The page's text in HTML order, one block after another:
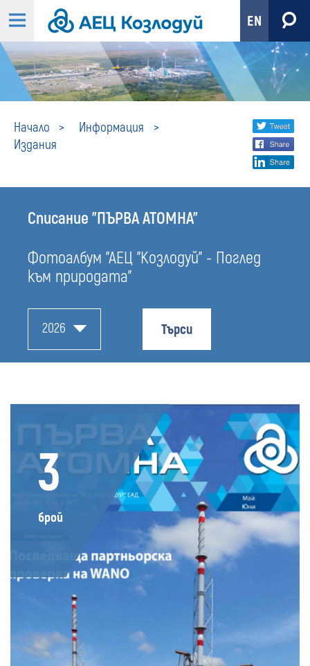
EN
Начало
Информация
Издания
Издания
Share
social
media
Списание "ПЪРВА АТОМНА"
Фотоалбум "АЕЦ "Козлодуй" - Поглед
към природата"
2026 Търси
3
брой